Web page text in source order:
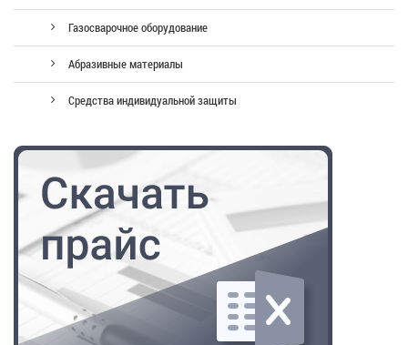
Газосварочное оборудование
Абразивные материалы
Средства индивидуальной защиты